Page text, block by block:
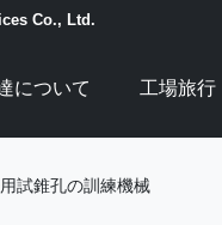
Co., Ltd.
について 工場旅行
試錐孔の訓練機械